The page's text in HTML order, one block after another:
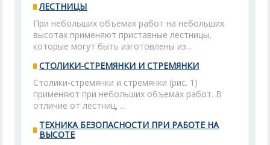
ЛЕСТНИЦЫ
При небольших объемах работ на небольших
высотах применяют приставные лестницы,
которые могут быть изготовлены из...
СТОЛИКИ-СТРЕМЯНКИ И СТРЕМЯНКИ
Столики-стремянки и стремянки (рис. 1)
применяют при небольших объемах работ. В
отличие от лестниц, ...
ТЕХНИКА БЕЗОПАСНОСТИ ПРИ РАБОТЕ НА
ВЫСОТЕ